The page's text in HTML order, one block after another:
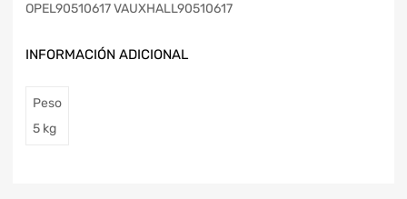
OPEL90510617 VAUXHALL90510617
INFORMACIÓN ADICIONAL
Peso
5 kg